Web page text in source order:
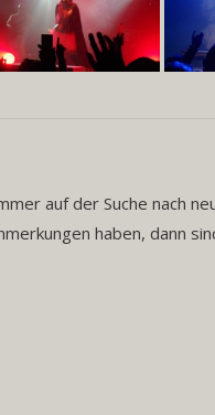
auf der Suche nach
haben, dann